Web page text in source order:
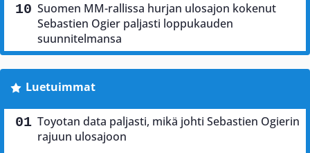
Suomen MM-rallissa hurjan ulosajon kokenut
Sebastien Ogier paljasti loppukauden
suunnitelmansa
Luetuimmat
Toyotan data paljasti, mikä johti Sebastien Ogierin
rajuun ulosajoon